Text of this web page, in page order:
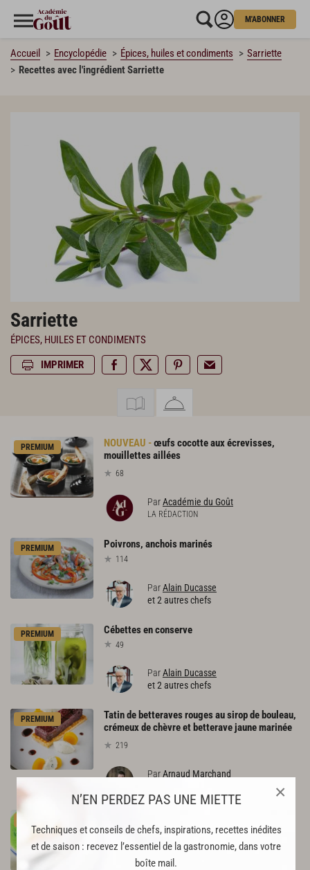
N’EN PERDEZ PAS UNE MIETTE
Techniques et conseils de chefs, inspirations, recettes inédites
et de saison : recevez l’essentiel de la gastronomie, dans votre
boîte mail.
×
M'ABONNER
Accueil Encyclopédie Épices, huiles et condiments
Sarriette
Recettes avec l'ingrédient Sarriette
Sarriette
ÉPICES, HUILES ET CONDIMENTS
IMPRIMER
PREMIUM
œufs cocotte aux écrevisses,
mouillettes aillées
68
ParAcadémie du Goût
LA RÉDACTION
PREMIUM Poivrons, anchoismarinés
114
ParAlain Ducasse
et 2 autres chefs
PREMIUM Cébettesenconserve
49
ParAlain Ducasse
et 2 autres chefs
PREMIUM
Tatin de betteraves rouges au sirop de bouleau,
crémeux de chèvre et betterave jaune marinée
219
ParArnaud Marchand
210
ParJoël Robuchon